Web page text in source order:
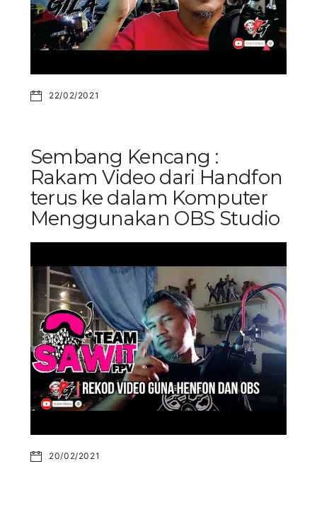
22/02/2021
Sembang Kencang :
Rakam Video dari Handfon
terus ke dalam Komputer
Menggunakan OBS Studio
20/02/2021